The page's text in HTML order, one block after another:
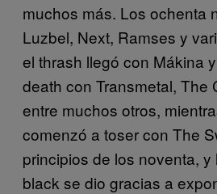
muchos más. Los ochenta
Luzbel, Next, Ramses y
el thrash llegó con Mákina
death con Transmetal, The
entre muchos otros,
comenzó a toser con The
principios de los noventa, y
black se dio gracias a